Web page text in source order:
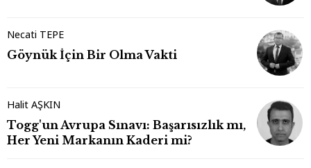
Necati TEPE
Göynük İçin Bir Olma Vakti
Halit AŞKIN
Togg'un Avrupa Sınavı: Başarısızlık mı,
Her Yeni Markanın Kaderi mi?